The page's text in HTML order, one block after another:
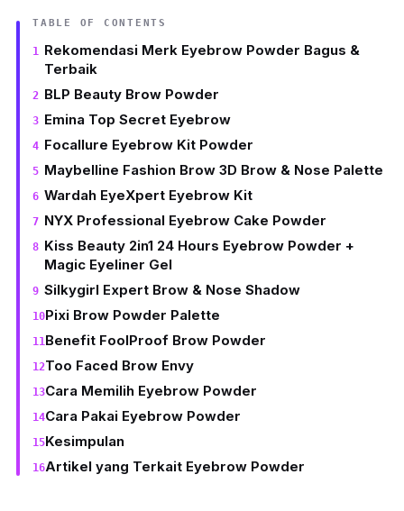
TABLE OF CONTENTS
Rekomendasi Merk Eyebrow Powder Bagus &
Terbaik
BLP Beauty Brow Powder
Emina Top Secret Eyebrow
Focallure Eyebrow Kit Powder
Maybelline Fashion Brow 3D Brow & Nose Palette
Wardah EyeXpert Eyebrow Kit
NYX Professional Eyebrow Cake Powder
Kiss Beauty 2in1 24 Hours Eyebrow Powder +
Magic Eyeliner Gel
Silkygirl Expert Brow & Nose Shadow
Pixi Brow Powder Palette
Benefit FoolProof Brow Powder
Too Faced Brow Envy
Cara Memilih Eyebrow Powder
Cara Pakai Eyebrow Powder
Kesimpulan
Artikel yang Terkait Eyebrow Powder